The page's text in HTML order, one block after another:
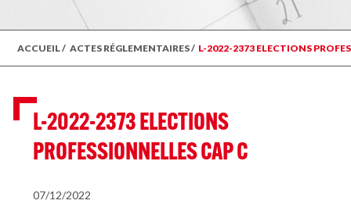
ACCUEIL/ ACTES RÉGLEMENTAIRES/ L-2022-2373 ELECTIONS
L-2022-2373 ELECTIONS
PROFESSIONNELLES CAP C
07/12/2022